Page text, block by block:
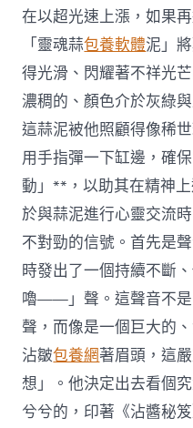
在以超光速上漲，如果
「靈魂蒜包養軟體泥」
得光滑、閃耀著不祥光
濃稠的、顏色介於灰綠
這蒜泥被他照顧得像稀
用手指彈一下缸邊，確
動」**，以助其在精神
於與蒜泥進行心靈交流
不對勁的信號。首先是
時發出了一個持續不斷
嚕——」聲。這聲音不是
聲，而像是一個巨大的
沾皺包養網著眉頭，這
想」。他決定出去看個
兮兮的，印著《沾醬秘